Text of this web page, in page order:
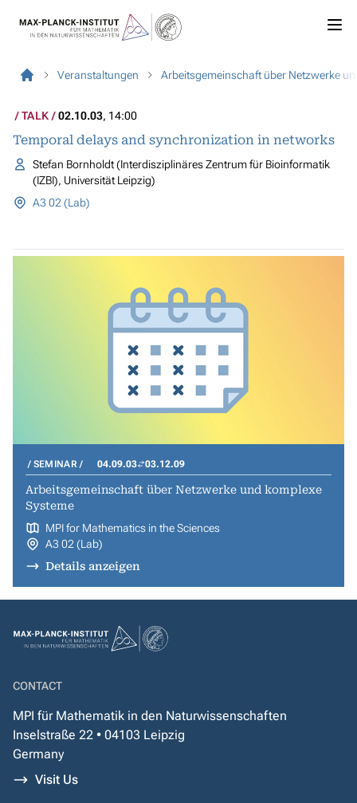
Veranstaltungen Arbeitsgemeinschaft über Netzwerke
TALK 02.10.03, 14:00
Temporal delays and synchronization in networks
Stefan Bornholdt (Interdisziplinäres Zentrum für Bioinformatik
(IZBI), Universität Leipzig)
A3 02 (Lab)
SEMINAR 04.09.03 03.12.09
Arbeitsgemeinschaft über Netzwerke und komplexe
Systeme
MPI for Mathematics in the Sciences
A3 02 (Lab)
Details anzeigen
CONTACT
MPI für Mathematik in den Naturwissenschaften
Inselstraße 22 • 04103 Leipzig
Germany
Visit Us